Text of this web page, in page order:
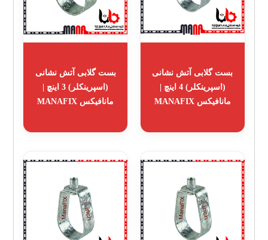
بست گلابی آتش نشانی
(اسپرینکلر) 4 اینچ |
مانافیکس MANAFIX
بست گلابی آتش نشانی
(اسپرینکلر) 3 اینچ |
مانافیکس MANAFIX